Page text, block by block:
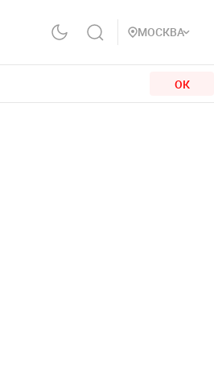
МОСКВА
ОК